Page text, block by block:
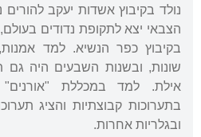
נולד בקיבוץ אשדות יעקב להורים
בקיבוץ כפר הנשיא. למד
שונות, ובשנות השבעים היה גם
אילת. למד במכללת "אורנים"
בתערוכות קבוצתיות והציג
ובגלריות אחרות.